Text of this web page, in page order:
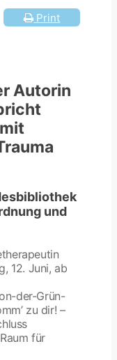
Print
Autorin
und
12. Juni, ab
der-Grün-
zu dir! –
für